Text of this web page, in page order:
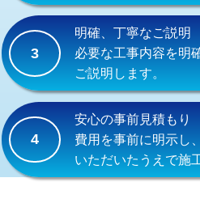
（P/S/ポップアップ））
交換・取付（その他部品）
持込商品取付（単水栓）
持込商品取付（混合水栓）
持込商品取付（浄水器・分岐水栓）
3
明確、丁寧なご説明
必要な工事内容を明
ご説明します。
4
安心の事前見積もり
費用を事前に明示し
いただいたうえで施